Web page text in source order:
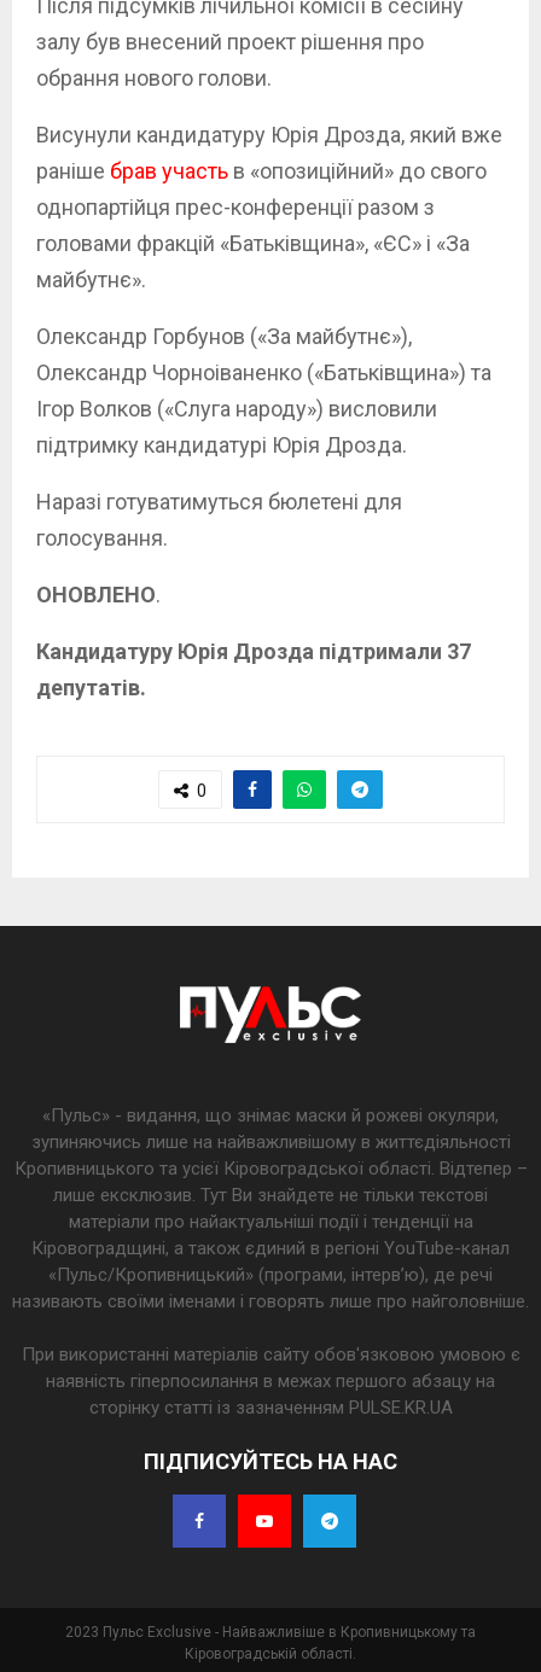
Після підсумків лічильної комісії в сесійну
залу був внесений проект рішення про
обрання нового голови.
Висунули кандидатуру Юрія Дрозда, який вже
раніше брав участь в «опозиційний» до свого
однопартійця прес-конференції разом з
головами фракцій «Батьківщина», «ЄС» і «За
майбутнє».
Олександр Горбунов («За майбутнє»),
Олександр Чорноіваненко («Батьківщина») та
Ігор Волков («Слуга народу») висловили
підтримку кандидатурі Юрія Дрозда.
Наразі готуватимуться бюлетені для
голосування.
ОНОВЛЕНО.
Кандидатуру Юрія Дрозда підтримали 37
депутатів.
0
«Пульс» - видання, що знімає маски й рожеві окуляри,
зупиняючись лише на найважливішому в життєдіяльності
Кропивницького та усієї Кіровоградської області. Відтепер –
лише ексклюзив. Тут Ви знайдете не тільки текстові
матеріали про найактуальніші події і тенденції на
Кіровоградщині, а також єдиний в регіоні YouTube-канал
«Пульс/Кропивницький» (програми, інтерв’ю), де речі
називають своїми іменами і говорять лише про найголовніше.
При використанні матеріалів сайту обов'язковою умовою є
наявність гіперпосилання в межах першого абзацу на
сторінку статті із зазначенням PULSE.KR.UA
ПІДПИСУЙТЕСЬ НА НАС
2023 Пульс Exclusive - Найважливіше в Кропивницькому та
Кіровоградській області.